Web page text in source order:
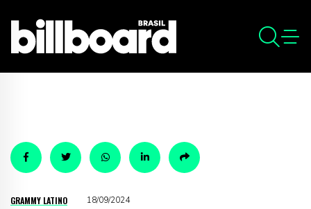
GRAMMY LATINO 18/09/2024